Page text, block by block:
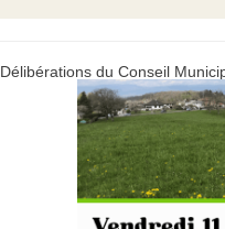
Délibérations du Conseil